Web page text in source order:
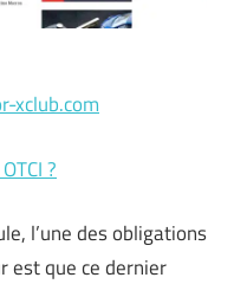
xclub.com
?
l’une des obligations
est que ce dernier